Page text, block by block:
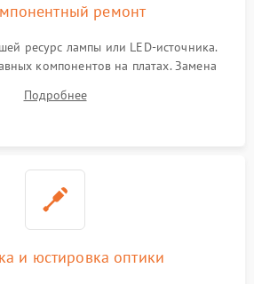
ремонт
ресурс лампы или LED-источника.
компонентов на платах. Замена
установка нового цветового
сгоревших поляризационных
Подробнее
и юстировка оптики